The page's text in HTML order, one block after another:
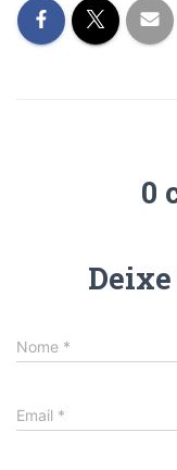
0
Nome *
Email *